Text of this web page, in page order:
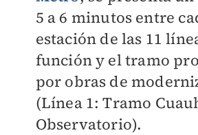
5 a 6 minutos entre
estación de las 11
función y el tramo
por obras de
(Línea 1: Tramo
Observatorio).